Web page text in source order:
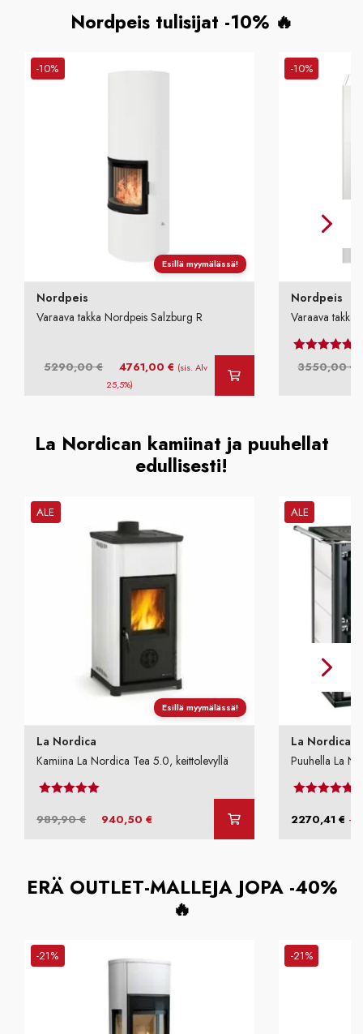
Nordpeis tulisijat -10% 🔥
Esillä myymälässä!
-10%
Nordpeis
Varaava takka Nordpeis Salzburg R
5290,00€
Alkuperäinen
hinta
4761,00 €Nykyinen
(sis. Alv
25,5%)
-10%
Nordpeis
Varaava takka
3550,00€
La Nordican kamiinat ja puuhellat
edullisesti!
Esillä myymälässä!
ALE
La Nordica
Kamiina La Nordica Tea 5.0, keittolevyllä
989,90€
Alkuperäinen
940,50€
ALE
La Nordica
Puuhella La
2270,41 € –
ERÄ OUTLET-MALLEJA JOPA -40%
🔥
-21% -21%